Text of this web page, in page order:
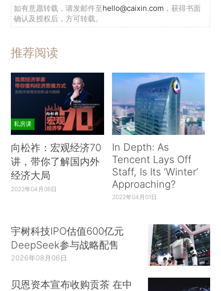
如有意愿转载，请发邮件至hello@caixin.com ，获得书面
确认及授权后，方可转载。
推荐阅读
私房课
向松祚：宏观经济70
讲，带你了解国内外
经济大局
2022年04月06日
In Depth: As
Tencent Lays Off
Staff, Is Its ‘Winter’
Approaching?
2022年04月01日
宇树科技IPO估值600亿元
DeepSeek参与战略配售
2026年08月06日
贝恩资本宣布收购贡茶 在中